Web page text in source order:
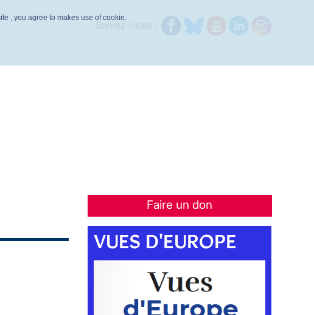
Faire un don
VUES D'EUROPE
, you agree to makes use of cookie.